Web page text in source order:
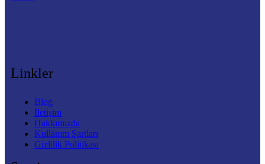
Linkler
Blog
İletişim
Hakkımızda
Kullanım Şartları
Gizlilik Politikası